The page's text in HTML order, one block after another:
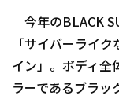
埼玉西
千葉ロ
オリッ
設定
今年のBLACK
「サイバーライ
イン」。ボディ全
ラーであるブラッ